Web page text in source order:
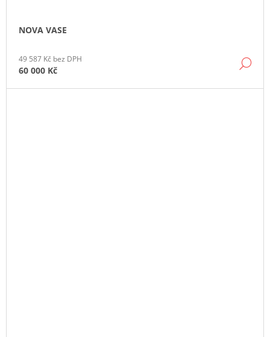
NOVA VASE
49 587 Kč bez DPH
60 000 Kč